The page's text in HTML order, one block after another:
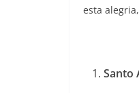
esta
Santo